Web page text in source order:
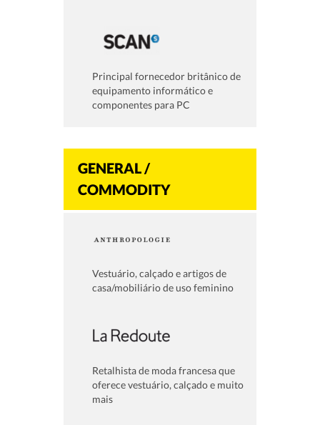
Principal fornecedor britânico de
equipamento informático e
componentes para PC
GENERAL /
COMMODITY
Vestuário, calçado e artigos de
casa/mobiliário de uso feminino
Retalhista de moda francesa que
oferece vestuário, calçado e muito
mais